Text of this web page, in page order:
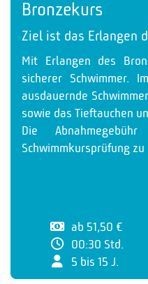
Bronzekurs
Ziel ist das Erlangen
Mit Erlangen des
sicherer Schwimmer.
ausdauernde
sowie das Tieftauchen
Die
Schwimmkursprüfung
ab 51,50 €
00:30 Std.
5 bis 15 J.